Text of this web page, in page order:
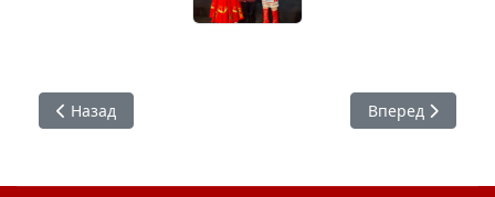
Предыдущий: Межнациональный лично-командный
Назад Следующий:
Вперед